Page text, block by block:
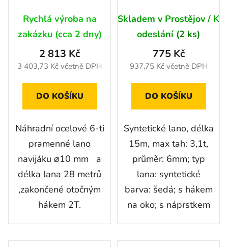
Rychlá výroba na
zakázku (cca 2 dny)
3 403,73 Kč včetně DPH
2 813 Kč
DO KOŠÍKU
Náhradní ocelové 6-ti
pramenné lano
navijáku ⌀10 mm a
délka lana 28 metrů
,zakončené otočným
hákem 2T.
Skladem v Prostějov / K
odeslání (2 ks)
937,75 Kč včetně DPH
775 Kč
DO KOŠÍKU
Syntetické lano, délka
15m, max tah: 3,1t,
průměr: 6mm; typ
lana: syntetické
barva: šedá; s hákem
na oko; s náprstkem